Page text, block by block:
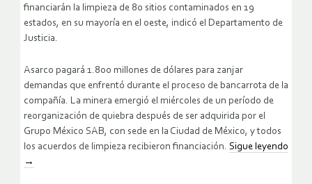
financiarán la limpieza de 80 sitios contaminados en 19
estados, en su mayoría en el oeste, indicó el Departamento de
Justicia.
Asarco pagará 1.800 millones de dólares para zanjar
demandas que enfrentó durante el proceso de bancarrota de la
compañía. La minera emergió el miércoles de un período de
reorganización de quiebra después de ser adquirida por el
Grupo México SAB, con sede en la Ciudad de México, y todos
los acuerdos de limpieza recibieron financiación. Sigue leyendo
→